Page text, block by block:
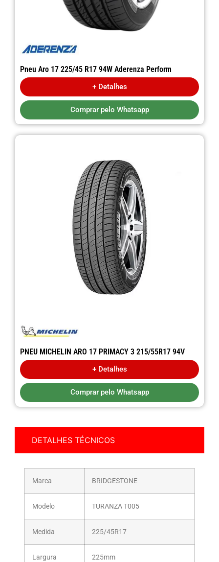
Pneu Aro 17 225/45 R17 94W Aderenza Perform
+ Detalhes
Comprar pelo Whatsapp
PNEU MICHELIN ARO 17 PRIMACY 3 215/55R17 94V
+ Detalhes
Comprar pelo Whatsapp
DETALHES TÉCNICOS
Marca BRIDGESTONE
Modelo TURANZA T005
Medida 225/45R17
Largura 225mm